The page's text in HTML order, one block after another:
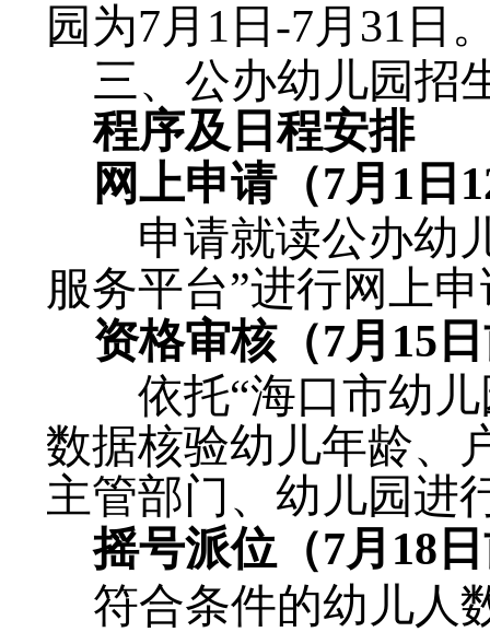
园为7月1日-7月 31 日
三、公办幼儿园招
程序及日程安排
网上申请（7月1日
申请就读公办幼
服务平台”进行网上
资格审核（7月 15
依托“海口市幼
数据核验幼儿年龄、
主管部门、幼儿园进
摇号派位（7月18
符合条件的幼儿人